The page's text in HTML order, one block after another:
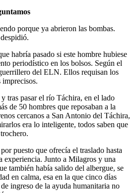
porque ya abrieron las bombas.
habría pasado si este hombre hubiese
periodístico en los bolsos. Según el
del ELN. Ellos requisan los
imprecisos.
tras pasar el río Táchira, en el lado
de 50 hombres que reposaban a la
cercanos a San Antonio del Táchira,
era lo inteligente, todos saben que
puesto que ofrecía el traslado hasta
experiencia. Junto a Milagros y una
también había salido del albergue, se
en calma, esa en la que cinco días
ingreso de la ayuda humanitaria no